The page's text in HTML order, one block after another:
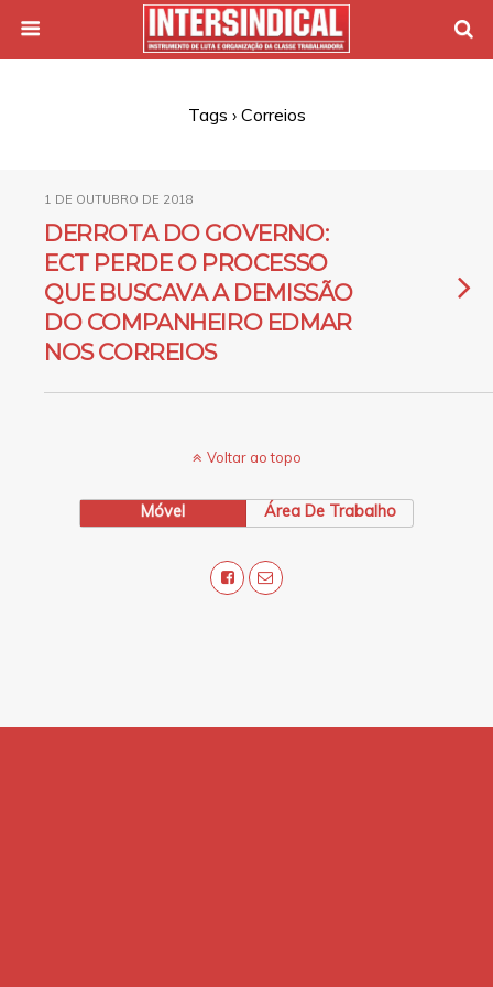
Tags › Correios
1 DE OUTUBRO DE 2018
DERROTA DO GOVERNO:
ECT PERDE O PROCESSO
QUE BUSCAVA A DEMISSÃO
DO COMPANHEIRO EDMAR
NOS CORREIOS
Voltar ao topo
Móvel Área De Trabalho